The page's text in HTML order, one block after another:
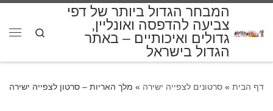
המבחר הגדול ביותר של דפי
צביעה להדפסה ואונליין,
גדולים ואיכותיים – באתר
הגדול בישראל
Search
דף הבית » סרטונים לצפייה ישירה » מלך האריות – סרטון לצפייה ישירה